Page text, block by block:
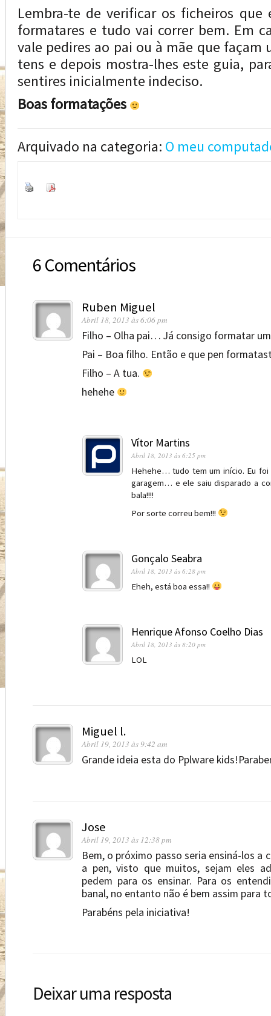
Lembra-te de verificar os ficheiros que
formatares e tudo vai correr bem. Em
vale pedires ao pai ou à mãe que façam
tens e depois mostra-lhes este guia,
sentires inicialmente indeciso.
Boas formatações
Arquivado na categoria: O meu
6 Comentários
Ruben Miguel
Abril 18, 2013 às 6:06 pm
Filho – Olha pai… Já consigo formatar
Pai – Boa filho. Então e que pen
Filho – A tua.
hehehe
Vítor Martins
Abril 18, 2013 às 6:25 pm
Hehehe… tudo tem um início. Eu foi
garagem… e ele saiu disparado a
bala!!!!
Por sorte correu bem!!!
Gonçalo Seabra
Abril 18, 2013 às 6:28 pm
Eheh, está boa essa!!
Henrique Afonso Coelho Dias
Abril 18, 2013 às 8:20 pm
LOL
Miguel l.
Abril 19, 2013 às 9:42 am
Grande ideia esta do Pplware
Jose
Abril 19, 2013 às 12:38 pm
Bem, o próximo passo seria ensiná-los a
a pen, visto que muitos, sejam eles
pedem para os ensinar. Para os
banal, no entanto não é bem assim para
Parabéns pela iniciativa!
Deixar uma resposta